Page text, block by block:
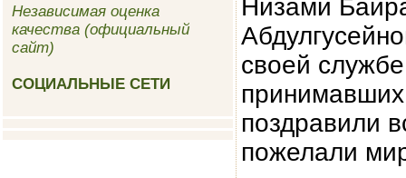
Независимая оценка
качества (официальный
сайт)
СОЦИАЛЬНЫЕ СЕТИ
Низами
своей
поздравили
пожелали